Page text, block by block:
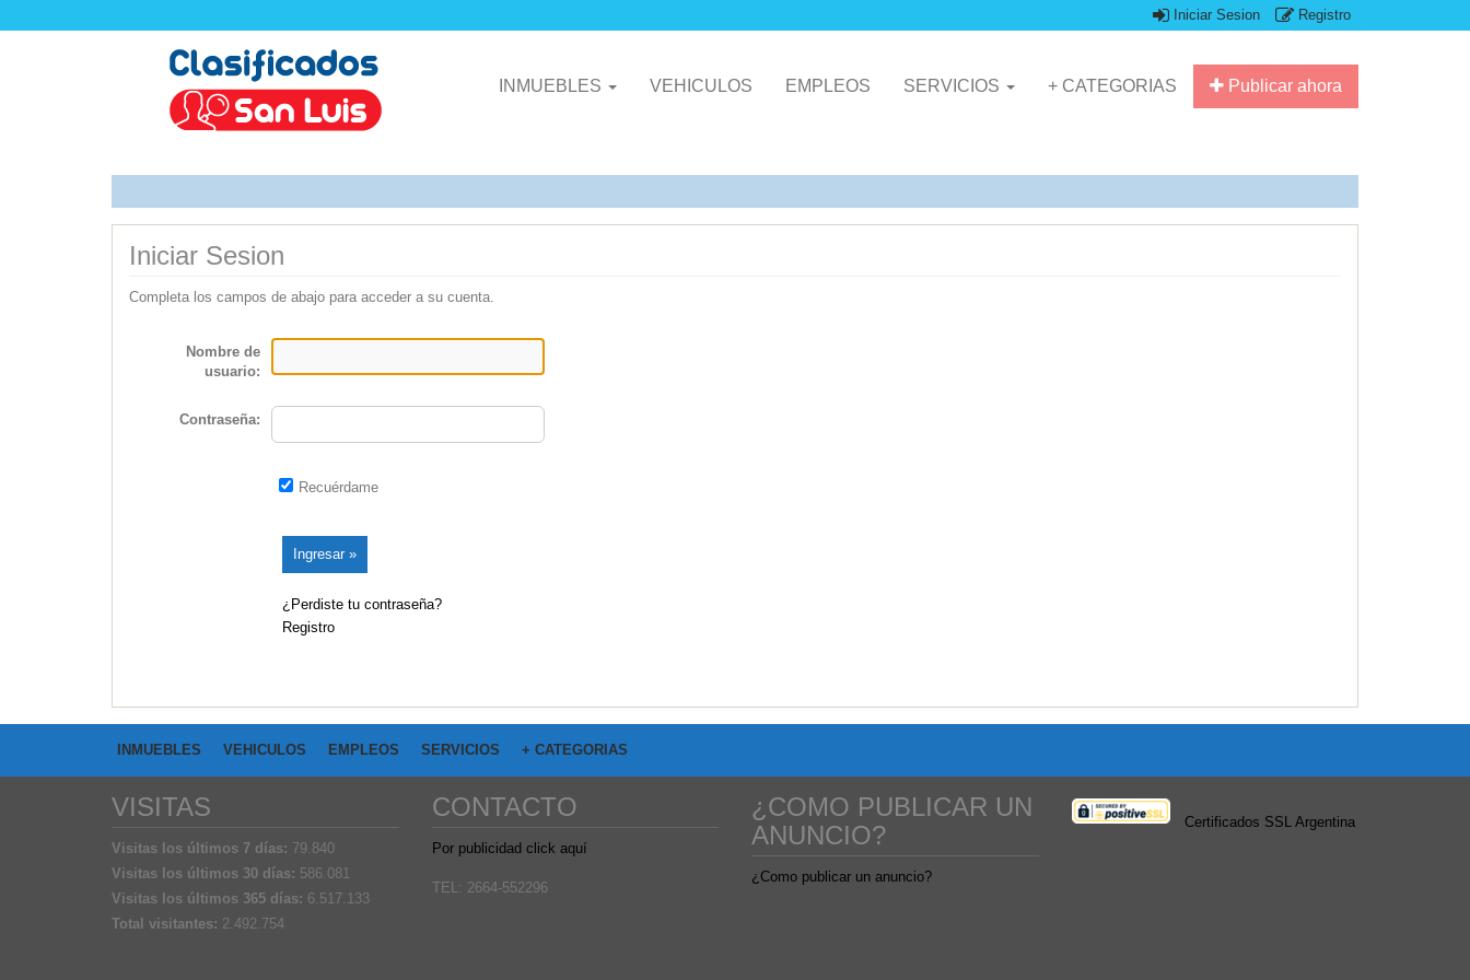
Iniciar Sesion Registro
Publicar ahora
INMUEBLES VEHICULOS EMPLEOS SERVICIOS + CATEGORIAS
Iniciar Sesion
Completa los campos de abajo para acceder a su cuenta.
Nombre de
usuario:
Contraseña:
Recuérdame
¿Perdiste tu contraseña?
Registro
INMUEBLES VEHICULOS EMPLEOS SERVICIOS + CATEGORIAS
VISITAS
Visitas los últimos 7 días: 79.840
Visitas los últimos 30 días: 586.081
Visitas los últimos 365 días: 6.517.133
Total visitantes: 2.492.754
CONTACTO
Por publicidad click aquí
TEL: 2664-552296
¿COMO PUBLICAR UN
ANUNCIO?
¿Como publicar un anuncio?
Certificados SSL Argentina